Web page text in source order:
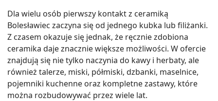
Dla wielu osób pierwszy kontakt z ceramiką
Bolesławiec zaczyna się od jednego kubka lub filiżanki.
Z czasem okazuje się jednak, że ręcznie zdobiona
ceramika daje znacznie większe możliwości. W ofercie
znajdują się nie tylko naczynia do kawy i herbaty, ale
również talerze, miski, półmiski, dzbanki, maselnice,
pojemniki kuchenne oraz kompletne zastawy, które
można rozbudowywać przez wiele lat.